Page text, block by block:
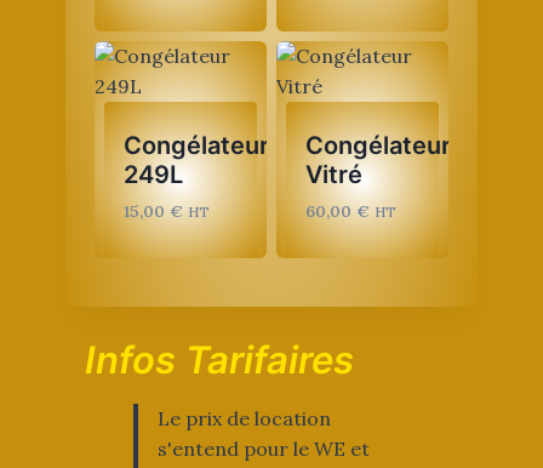
Congélateur
249L
15,00€ HT
Congélateur
Vitré
60,00€ HT
Infos Tarifaires
Le prix de location
s'entend pour le WE et